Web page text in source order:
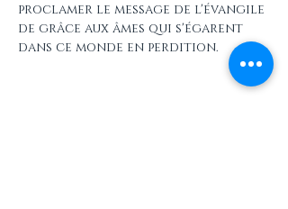
proclamer le message de l'évangile
de grâce aux âmes qui s'égarent
dans ce monde en perdition.